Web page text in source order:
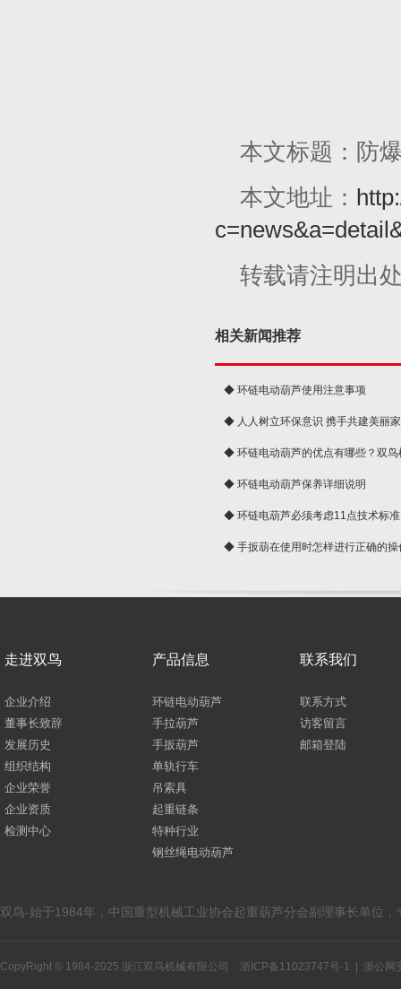
本文标题：防
本文地址：
转载请注明出
相关新闻推荐
◆ 环链电动葫芦使用注意事项
◆ 人人树立环保意识 携手共建美丽
球◆ 环链电动葫芦的优点有哪些？双鸟
◆ 环链电动葫芦保养详细说明
◆ 环链电葫芦必须考虑11点技术标准
◆ 手扳葫在使用时怎样进行正确的操
走进双鸟
企业介绍
董事长致辞
发展历史
组织结构
企业荣誉
企业资质
检测中心
产品信息
环链电动葫芦
手拉葫芦
手扳葫芦
单轨行车
吊索具
起重链条
特种行业
钢丝绳电动葫芦
联系我们
联系方式
访客留言
邮箱登陆
双鸟-始于1984年，中国重型机械工业协会起重葫芦分会副理事长单位
CopyRight © 1984-2025 浙江双鸟机械有限公司 浙ICP备11023747号-1 浙公网